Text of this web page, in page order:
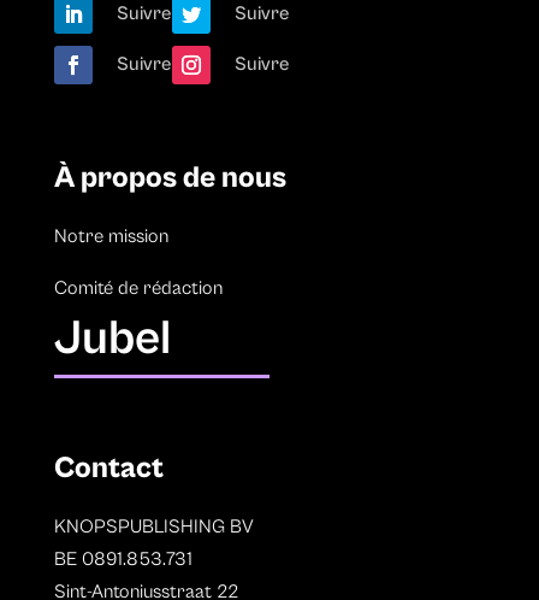
Suivre Suivre
Suivre Suivre
À propos de nous
Notre mission
Comité de rédaction
Jubel
Contact
KNOPSPUBLISHING BV
BE 0891.853.731
Sint-Antoniusstraat 22